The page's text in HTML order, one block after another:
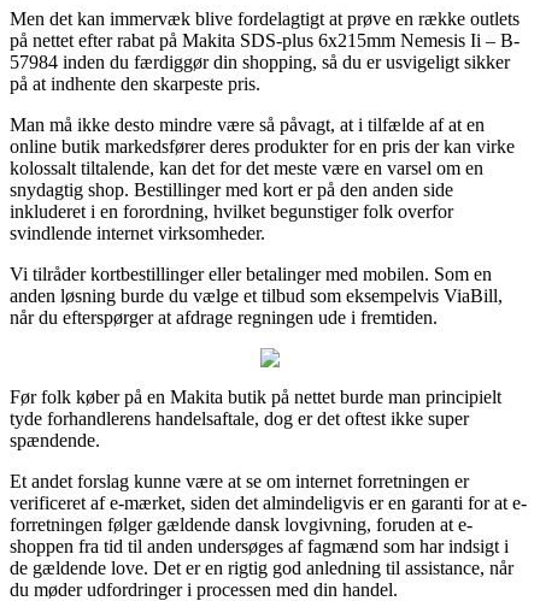
Men det kan immervæk blive fordelagtigt at prøve en række outlets
på nettet efter rabat på Makita SDS-plus 6x215mm Nemesis Ii – B-
57984 inden du færdiggør din shopping, så du er usvigeligt sikker
på at indhente den skarpeste pris.
Man må ikke desto mindre være så påvagt, at i tilfælde af at en
online butik markedsfører deres produkter for en pris der kan virke
kolossalt tiltalende, kan det for det meste være en varsel om en
snydagtig shop. Bestillinger med kort er på den anden side
inkluderet i en forordning, hvilket begunstiger folk overfor
svindlende internet virksomheder.
Vi tilråder kortbestillinger eller betalinger med mobilen. Som en
anden løsning burde du vælge et tilbud som eksempelvis ViaBill,
når du efterspørger at afdrage regningen ude i fremtiden.
Før folk køber på en Makita butik på nettet burde man principielt
tyde forhandlerens handelsaftale, dog er det oftest ikke super
spændende.
Et andet forslag kunne være at se om internet forretningen er
verificeret af e-mærket, siden det almindeligvis er en garanti for at e-
forretningen følger gældende dansk lovgivning, foruden at e-
shoppen fra tid til anden undersøges af fagmænd som har indsigt i
de gældende love. Det er en rigtig god anledning til assistance, når
du møder udfordringer i processen med din handel.